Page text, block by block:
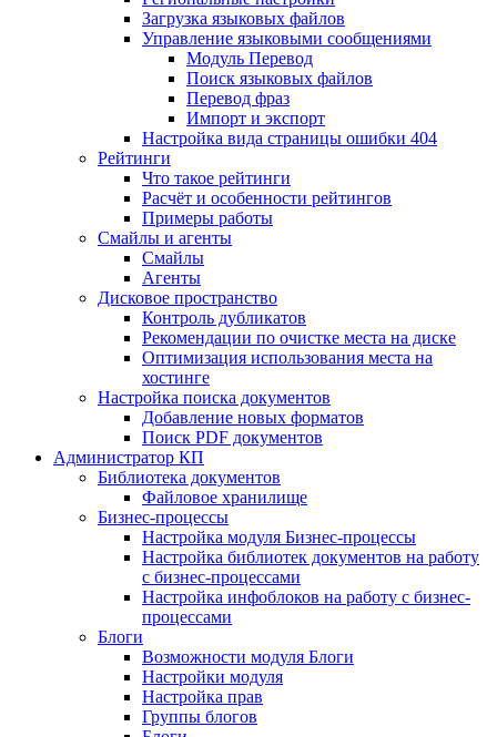
Загрузка языковых файлов
Управление языковыми сообщениями
Mодуль Перевод
Поиск языковых файлов
Перевод фраз
Импорт и экспорт
Настройка вида страницы ошибки 404
Рейтинги
Что такое рейтинги
Расчёт и особенности рейтингов
Примеры работы
Смайлы и агенты
Смайлы
Агенты
Дисковое пространство
Контроль дубликатов
Рекомендации по очистке места на диске
Оптимизация использования места на
хостинге
Настройка поиска документов
Добавление новых форматов
Поиск PDF документов
Администратор КП
Библиотека документов
Файловое хранилище
Бизнес-процессы
Настройка модуля Бизнес-процессы
Настройка библиотек документов на работу
с бизнес-процессами
Настройка инфоблоков на работу с бизнес-
процессами
Блоги
Возможности модуля Блоги
Настройки модуля
Настройка прав
Группы блогов